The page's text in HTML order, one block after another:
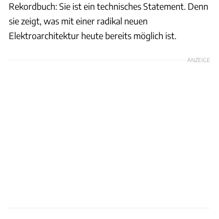
Rekordbuch: Sie ist ein technisches Statement. Denn
sie zeigt, was mit einer radikal neuen
Elektroarchitektur heute bereits möglich ist.
ANZEIGE